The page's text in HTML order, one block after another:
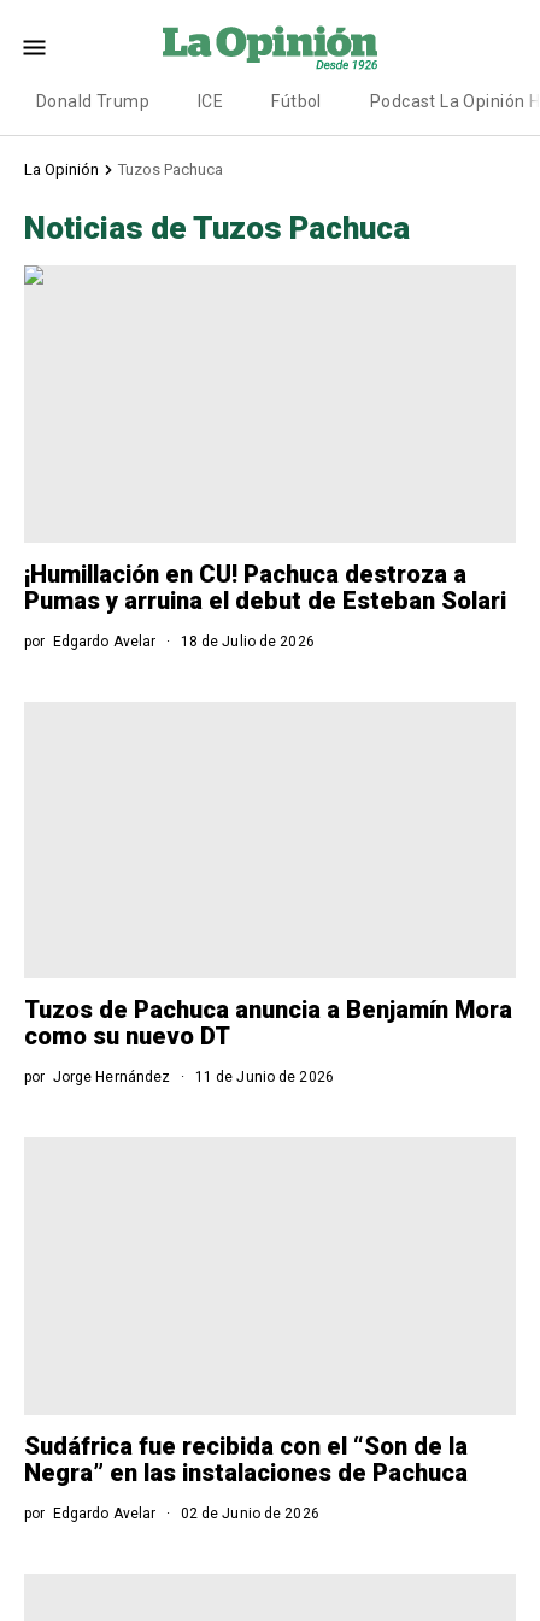
Donald Trump ICE Fútbol Podcast La Opinión
La Opinión Tuzos Pachuca
Noticias de Tuzos Pachuca
¡Humillación en CU! Pachuca destroza a
Pumas y arruina el debut de Esteban Solari
por Edgardo Avelar 18 de Julio de 2026
Tuzos de Pachuca anuncia a Benjamín Mora
como su nuevo DT
por Jorge Hernández 11 de Junio de 2026
Sudáfrica fue recibida con el “Son de la
Negra” en las instalaciones de Pachuca
por Edgardo Avelar 02 de Junio de 2026